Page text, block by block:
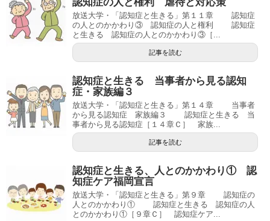
放送大学・「認知症と生きる」第１１章 認知症
の人とのかかわり③ 認知症の人と権利 認知症
と生きる 認知症の人とのかかわり③［...
記事を読む
認知症と生きる 当事者から見る認知
症・家族編３
放送大学・「認知症と生きる」第１４章 当事者
から見る認知症 家族編３ 認知症と生きる 当
事者から見る認知症［１４章Ｃ］ 家族...
記事を読む
認知症と生きる、人とのかかわり① 認
知症ケア福岡宣言
放送大学・「認知症と生きる」第９章 認知症の
人とのかかわり① 認知症と生きる 認知症の人
とのかかわり①［９章Ｃ］ 認知症ケア...